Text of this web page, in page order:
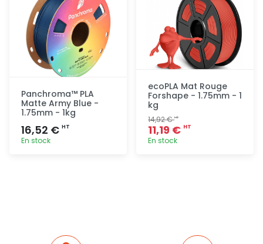
Panchroma™ PLA
Matte Army Blue -
1.75mm - 1kg
16,52 € HT
En stock
ecoPLA Mat Rouge
Forshape - 1.75mm - 1
kg
14,92 €HT
11,19 € HT
En stock